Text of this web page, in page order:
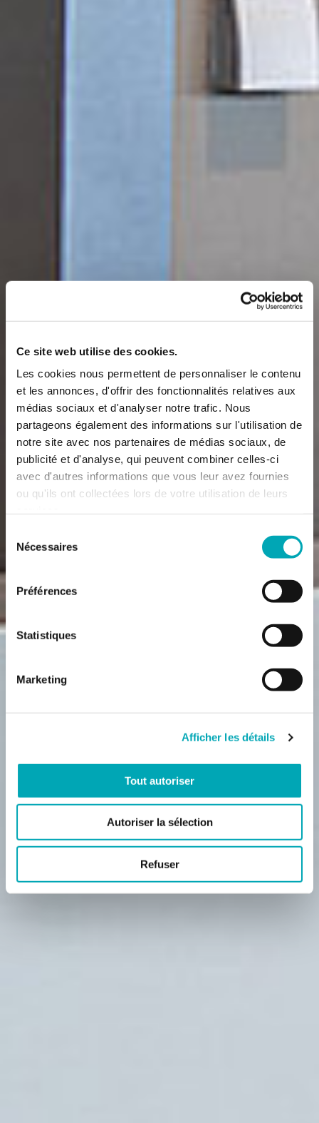
Ce site web utilise des cookies.
Les cookies nous permettent de personnaliser le contenu
et les annonces, d'offrir des fonctionnalités relatives aux
médias sociaux et d'analyser notre trafic. Nous
partageons également des informations sur l'utilisation de
notre site avec nos partenaires de médias sociaux, de
publicité et d'analyse, qui peuvent combiner celles-ci
avec d'autres informations que vous leur avez fournies
ou qu'ils ont collectées lors de votre utilisation de leurs
Nécessaires
Préférences
Statistiques
Marketing
Afficher les détails
Tout autoriser
Autoriser la sélection
Refuser